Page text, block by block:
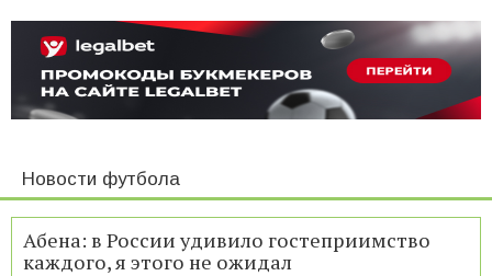
Новости футбола
Абена: в России удивило гостеприимство
каждого, я этого не ожидал